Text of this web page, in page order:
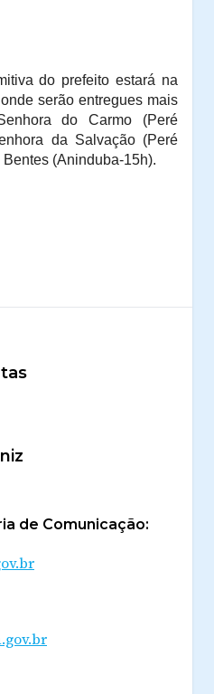
do prefeito estará na
serão entregues mais
do Carmo (Peré
da Salvação (Peré
(Aninduba-15h).
de Comunicação: